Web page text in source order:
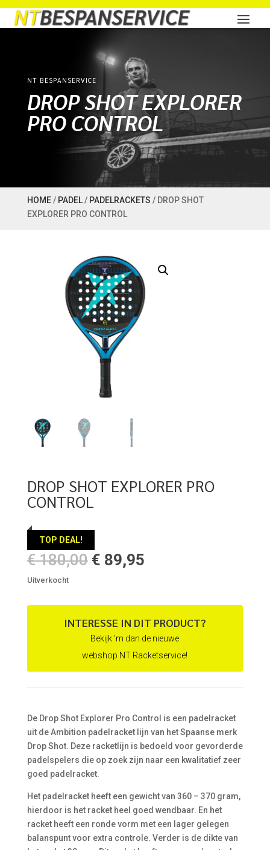
NT BESPANSERVICE
DROP SHOT EXPLORER
PRO CONTROL
HOME/ PADEL/ PADELRACKETS / DROP SHOT
EXPLORER PRO CONTROL
DROP SHOT EXPLORER PRO
CONTROL
TOP DEAL!
€180,00 Oorspronkelijke
€ 180,00.
€ 89,95Huidige
€ 89,95.
Uitverkocht
INTERESSE IN DIT PRODUCT?
Bekijk 'm dan de nieuwe
webshop NT Racketservice!
De Drop Shot Explorer Pro Control is een padelracket
uit de Ambition padelracket lijn van het Spaanse merk
Drop Shot. Deze racketlijn is bedoeld voor gevorderde
padelspelers die op zoek zijn naar een kwalitatief zeer
goed padelracket.
Het padelracket heeft een gewicht van 360 – 370 gram,
hierdoor is het racket heel goed wendbaar. En het
racket heeft een ronde vorm met een lager gelegen
balanspunt voor extra controle. Verder is de dikte van